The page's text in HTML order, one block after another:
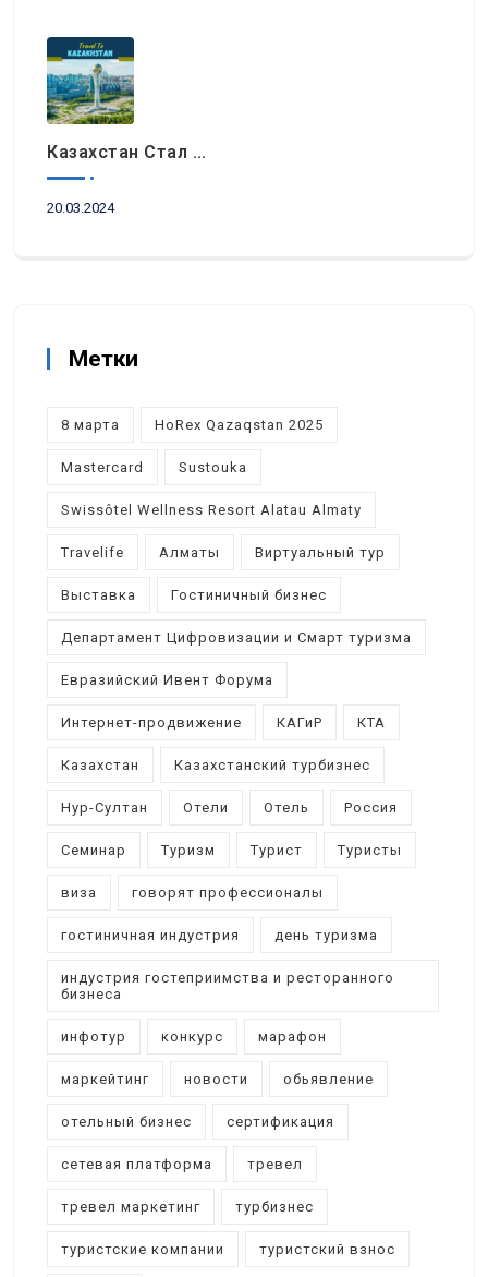
Казахстан Стал Топовым Направлением Для Туристов Из ОАЭ Во Время Ораза-Айта
20.03.2024
Метки
8 марта HoRex Qazaqstan 2025
Mastercard Sustouka
Swissôtel Wellness Resort Alatau Almaty
Travelife Алматы Виртуальный тур
Выставка Гостиничный бизнес
Департамент Цифровизации и Смарт туризма
Евразийский Ивент Форума
Интернет-продвижение КАГиР КТА
Казахстан Казахстанский турбизнес
Нур-Султан Отели Отель Россия
Семинар Туризм Турист Туристы
виза говорят профессионалы
гостиничная индустрия день туризма
индустрия гостеприимства и ресторанного
бизнеса
инфотур конкурс марафон
маркейтинг новости обьявление
отельный бизнес сертификация
сетевая платформа тревел
тревел маркетинг турбизнес
туристские компании туристский взнос